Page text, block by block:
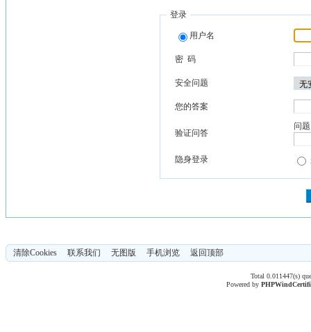
登录
用户名
密 码
安全问题
您的答案
验证问答
问
隐身登录
清除Cookies 联系我们 无图版 手机浏览 返回顶部
Total 0.011447(s)
Powered byPHPWind